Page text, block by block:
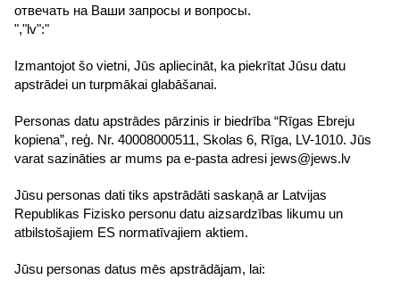
отвечать на Ваши запросы и вопросы.
","lv":"
Izmantojot šo vietni, Jūs apliecināt, ka piekrītat Jūsu datu
apstrādei un turpmākai glabāšanai.
Personas datu apstrādes pārzinis ir biedrība “Rīgas Ebreju
kopiena”, reģ. Nr. 40008000511, Skolas 6, Rīga, LV-1010. Jūs
varat sazināties ar mums pa e-pasta adresi jews@jews.lv
Jūsu personas dati tiks apstrādāti saskaņā ar Latvijas
Republikas Fizisko personu datu aizsardzības likumu un
atbilstošajiem ES normatīvajiem aktiem.
Jūsu personas datus mēs apstrādājam, lai: